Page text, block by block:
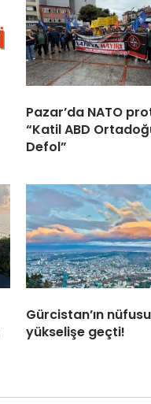
Pazar’da NATO
“Katil ABD
Defol”
Gürcistan’ın
yükselişe geçti!